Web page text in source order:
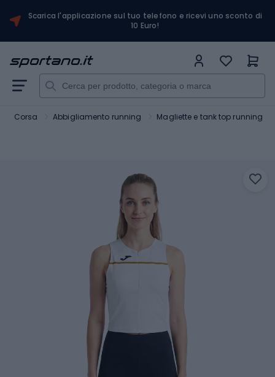
Scarica l'applicazione sul tuo telefono e ricevi uno sconto di
10 Euro!
Corsa Abbigliamento running Magliette e tank top running